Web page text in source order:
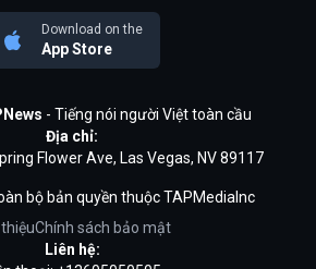
Download on the
App Store
- Tiếng nói người Việt toàn cầu
Địa chỉ:
Flower Ave, Las Vegas, NV 89117
bộ bản quyền thuộc TAPMediaInc
Chính sách bảo mật
Liên hệ: